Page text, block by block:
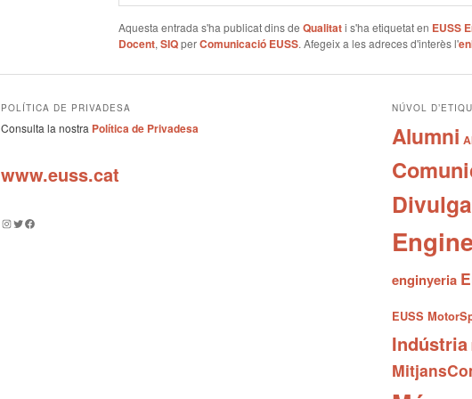
Aquesta entrada s'ha publicat dins de Qualitati s'ha etiquetat en EUSS
Docent, SIQperComunicació EUSS. Afegeix a les adreces d'interès l'
POLÍTICA DE PRIVADESA
Consulta la nostra Política de Privadesa
www.euss.cat
Instagram
TwitterFacebook
NÚVOL
Alumni
enginyeria
EUSS
Indústria